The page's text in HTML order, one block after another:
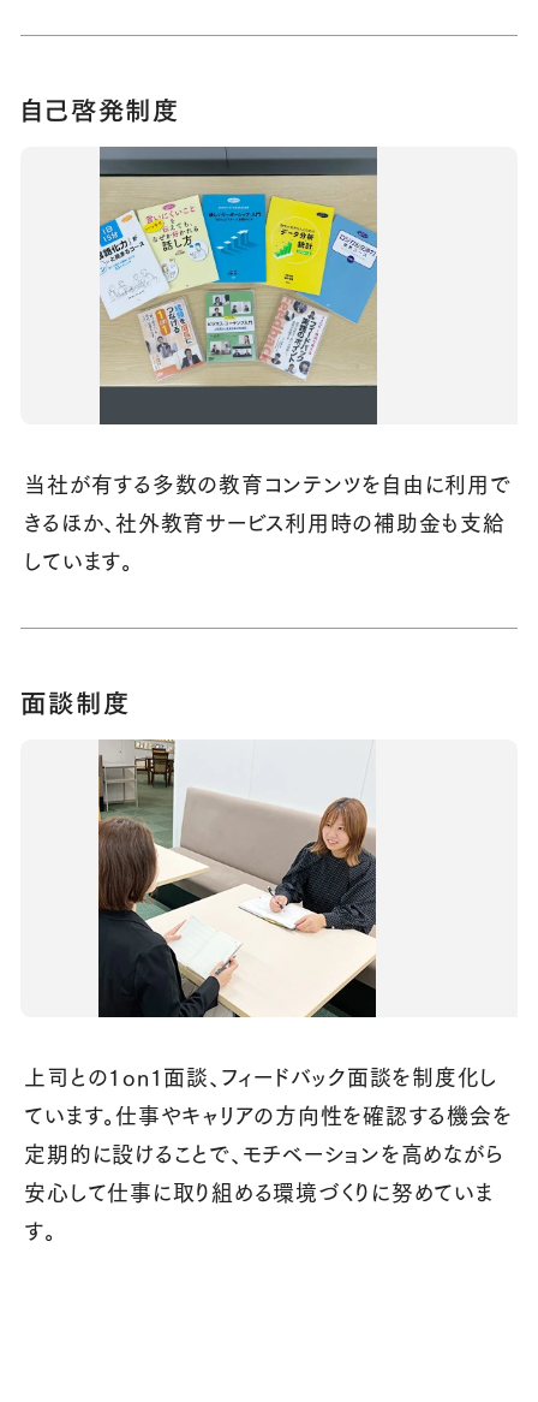
自己啓発制度
当社が有する多数の教育コンテンツを自由に利用で
きるほか、社外教育サービス利用時の補助金も支給
しています。
面談制度
上司との1on1面談、フィードバック面談を制度化し
ています。仕事やキャリアの方向性を確認する機会を
定期的に設けることで、モチベーションを高めながら
安心して仕事に取り組める環境づくりに努めていま
す。